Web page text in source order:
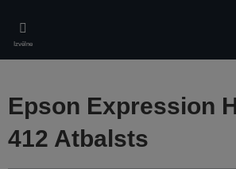
main
content
Izvēlne
Epson Expression
412 Atbalsts